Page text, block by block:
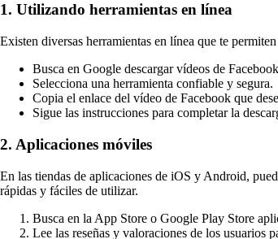
1. Utilizando herramientas en línea
Existen diversas herramientas en línea que te
Busca en Google descargar vídeos de
Selecciona una herramienta confiable y segura.
Copia el enlace del vídeo de Facebook que
Sigue las instrucciones para completar la
2. Aplicaciones móviles
En las tiendas de aplicaciones de iOS y Android,
rápidas y fáciles de utilizar.
Busca en la App Store o Google Play Store
Lee las reseñas y valoraciones de los usuarios